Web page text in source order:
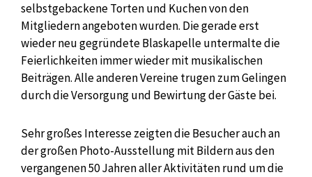
selbstgebackene Torten und Kuchen von den
Mitgliedern angeboten wurden. Die gerade erst
wieder neu gegründete Blaskapelle untermalte die
Feierlichkeiten immer wieder mit musikalischen
Beiträgen. Alle anderen Vereine trugen zum Gelingen
durch die Versorgung und Bewirtung der Gäste bei.
Sehr großes Interesse zeigten die Besucher auch an
der großen Photo-Ausstellung mit Bildern aus den
vergangenen 50 Jahren aller Aktivitäten rund um die